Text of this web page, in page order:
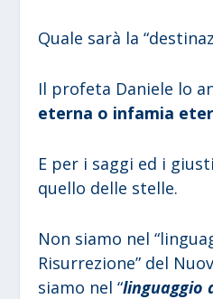
Quale sarà la
Il profeta Daniele lo
eterna o infamia
E per i saggi ed i
quello delle stelle.
Non siamo nel
Risurrezione” del
siamo nel “linguaggio